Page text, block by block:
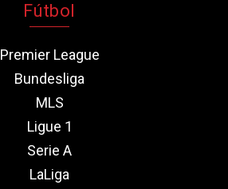
Fútbol
Premier League
Bundesliga
MLS
Ligue 1
Serie A
LaLiga